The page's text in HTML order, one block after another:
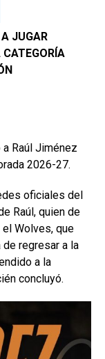
JUGAR
CATEGORÍA
a Raúl Jiménez
2026-27.
oficiales del
Raúl, quien de
Wolves, que
regresar a la
a la
concluyó.